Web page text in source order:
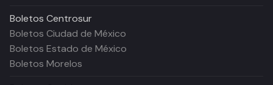
Boletos Centrosur
Boletos Ciudad de México
Boletos Estado de México
Boletos Morelos